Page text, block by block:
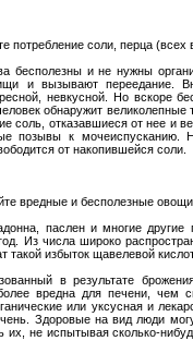
потребление соли, перца (всех
бесполезны и не нужны
и вызывают переедание.
невкусной. Но вскоре
обнаружит
соль, отказавшиеся от нее и
позывы к мочеиспусканию.
от накопившейся соли.
вредные и бесполезные
паслен и многие
Из числа широко
такой избыток щавелевой
в результате
вредна для печени, чем
или уксусная и
Здоровые на вид люди
их, не испытывая сколько-